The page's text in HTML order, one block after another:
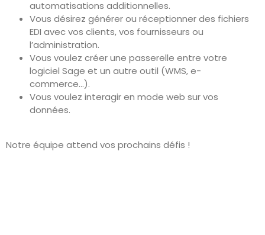
automatisations additionnelles.
Vous désirez générer ou réceptionner des fichiers
EDI avec vos clients, vos fournisseurs ou
l’administration.
Vous voulez créer une passerelle entre votre
logiciel Sage et un autre outil (WMS, e-
commerce…).
Vous voulez interagir en mode web sur vos
données.
Notre équipe attend vos prochains défis !